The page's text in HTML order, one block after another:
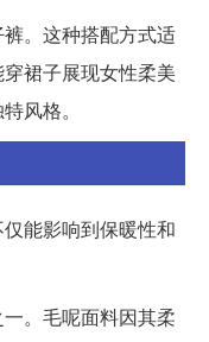
。这种搭配方式适
裙子展现女性柔美
风格。
能影响到保暖性和
。毛呢面料因其柔